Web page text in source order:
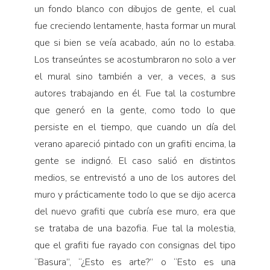
Vidas paralelas
un fondo blanco con dibujos de gente, el cual
fue creciendo lentamente, hasta formar un mural
que si bien se veía acabado, aún no lo estaba.
Los transeúntes se acostumbraron no solo a ver
el mural sino también a ver, a veces, a sus
autores trabajando en él. Fue tal la costumbre
que generó en la gente, como todo lo que
persiste en el tiempo, que cuando un día del
verano apareció pintado con un grafiti encima, la
gente se indignó. El caso salió en distintos
medios, se entrevistó a uno de los autores del
muro y prácticamente todo lo que se dijo acerca
del nuevo grafiti que cubría ese muro, era que
se trataba de una bazofia. Fue tal la molestia,
que el grafiti fue rayado con consignas del tipo
“Basura”, “¿Esto es arte?” o “Esto es una